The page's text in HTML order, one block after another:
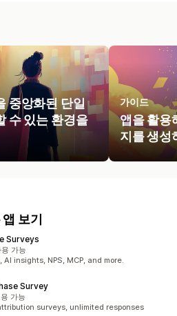
중앙화된 단일
수 있는 환경을
가이드
앱을 활용
지를 생성
보기
Surveys
가능
insights, NPS, MCP, and more.
Survey
가능
surveys, unlimited responses